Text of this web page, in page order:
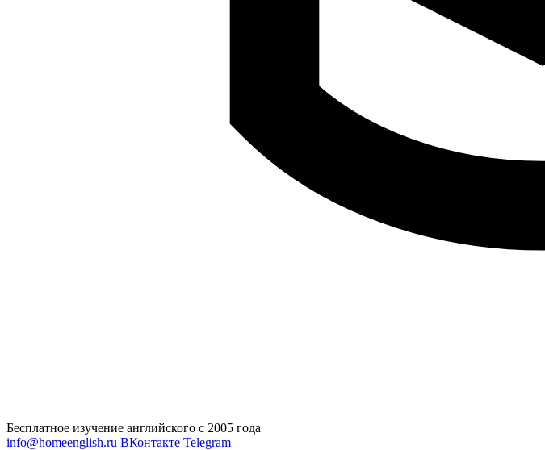
Бесплатное изучение английского с 2005 года
info@homeenglish.ru ВКонтакте Telegram